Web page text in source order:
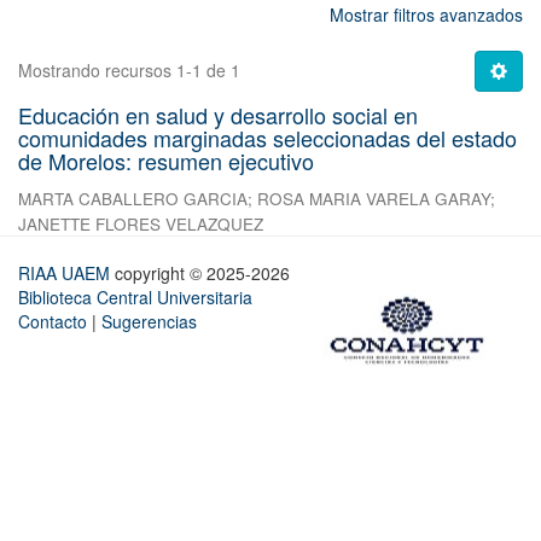
Mostrar filtros avanzados
Mostrando recursos 1-1 de 1
Educación en salud y desarrollo social en
comunidades marginadas seleccionadas del estado
de Morelos: resumen ejecutivo
MARTA CABALLERO GARCIA; ROSA MARIA VARELA GARAY;
JANETTE FLORES VELAZQUEZ
RIAA UAEM copyright © 2025-2026
Biblioteca Central Universitaria
Contacto | Sugerencias